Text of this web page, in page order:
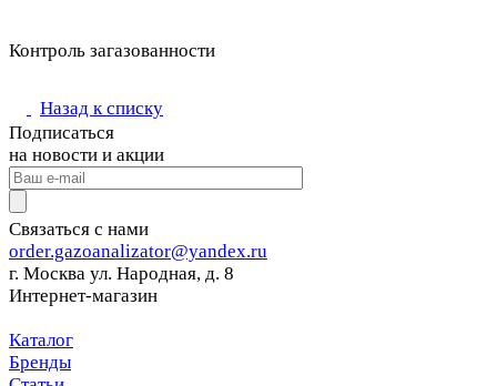
Контроль загазованности
Назад к списку
Подписаться
на новости и акции
Связаться с нами
order.gazoanalizator@yandex.ru
г. Москва ул. Народная, д. 8
Интернет-магазин
Каталог
Бренды